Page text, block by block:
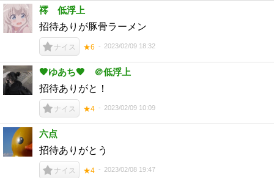
䙥 低浮上
招待ありが豚骨ラーメン
ナイス ★6 2023/02/09 18:32
🖤ゆあち🖤 ＠低浮上
招待ありがと！
ナイス ★4 2023/02/09 10:09
六点
招待ありがとう
ナイス ★4 2023/02/08 19:47